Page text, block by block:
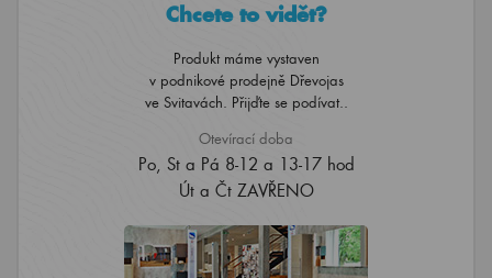
Chcete to vidět?
Produkt máme vystaven
v podnikové prodejně Dřevojas
ve Svitavách. Přijďte se podívat..
Otevírací doba
Po, St a Pá 8-12 a 13-17 hod
Út a Čt ZAVŘENO